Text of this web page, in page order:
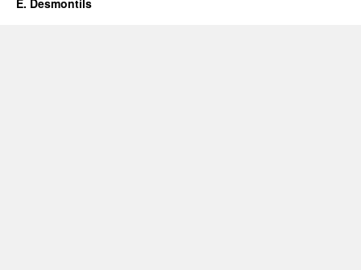
E. Desmontils